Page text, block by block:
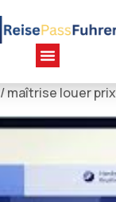
/ maîtrise louer prix